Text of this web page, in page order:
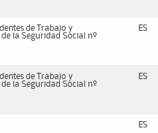
de Trabajo y
de la Seguridad Social nº
ES
de Trabajo y
de la Seguridad Social nº
ES
ES